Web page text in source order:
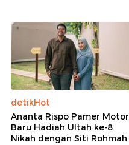
detikHot
Ananta Rispo Pamer Motor
Baru Hadiah Ultah ke-8
Nikah dengan Siti Rohmah